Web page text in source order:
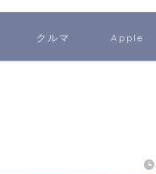
クルマ Apple